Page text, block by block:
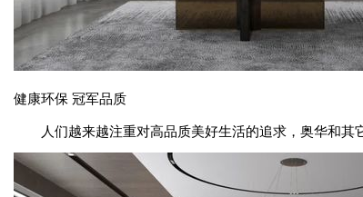
健康环保 冠军品质
人们越来越注重对高品质美好生活的追求，奥华和其